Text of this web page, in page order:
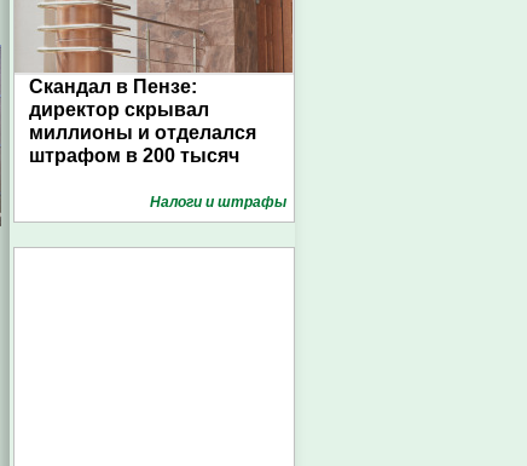
Скандал в Пензе:
директор скрывал
миллионы и отделался
штрафом в 200 тысяч
Налоги и штрафы